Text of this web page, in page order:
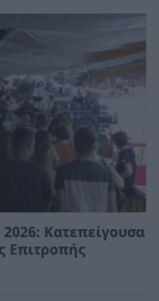
Κατεπείγουσα
Επιτροπής